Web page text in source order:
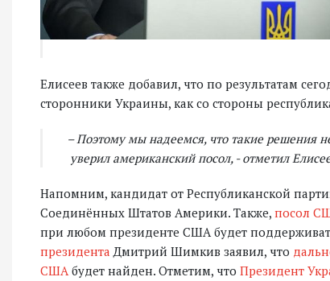
Елисеев также добавил, что по результатам
сторонники Украины, как со стороны
– Поэтому мы надеемся, что такие решения
уверил американский посол, - отметил
Напомним, кандидат от Республиканской
Соединённых Штатов Америки. Также, посол
при любом президенте США будет
президента Дмитрий Шимкив заявил, что
СШАбудет найден. Отметим, что Президент